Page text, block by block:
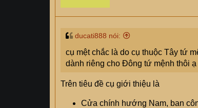
ducati888 nói:
cụ mệt chắc là do cụ thuộc Tây tứ
dành riêng cho Đông tứ mệnh thôi ạ
Trên tiêu đề cụ giới thiệu là
Cửa chính hướng Nam, ban